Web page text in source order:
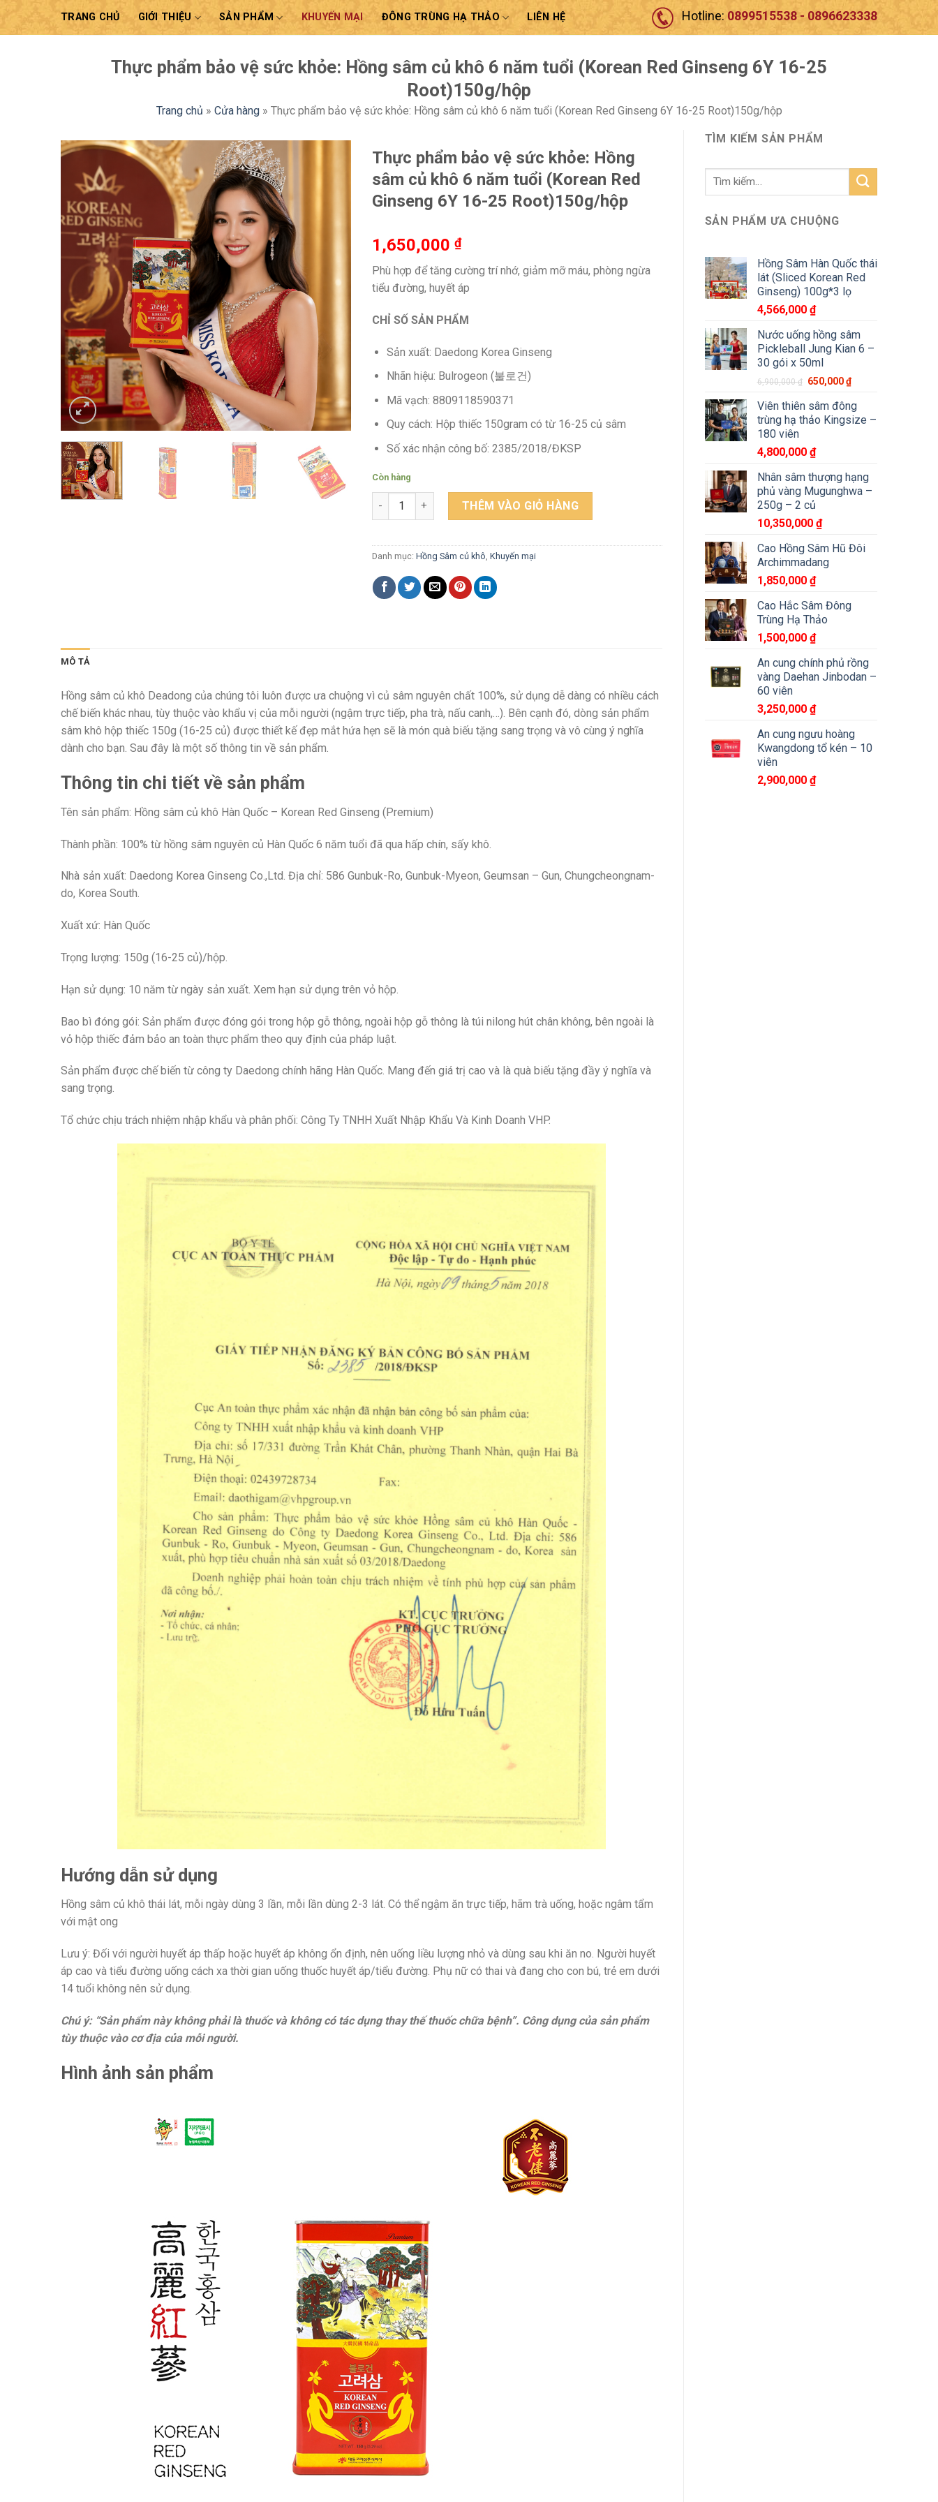
Skip
TRANG CHỦ GIỚI THIỆU SẢN PHẨM KHUYẾN MẠI ĐÔNG TRÙNG HẠ THẢO LIÊN HỆ Hotline: 0899515538 - 0896623338
Thực phẩm bảo vệ sức khỏe: Hồng sâm củ khô 6 năm tuổi (Korean Red Ginseng 6Y 16-25
Root)150g/hộp
Trang chủ » Cửa hàng» Thực phẩm bảo vệ sức khỏe: Hồng sâm củ khô 6 năm tuổi (Korean Red Ginseng 6Y 16-25 Root)150g/hộp
TÌM KIẾM SẢN PHẨM
Tìm
SẢN PHẨM ƯA CHUỘNG
Hồng Sâm Hàn Quốc thái
lát (Sliced Korean Red
Ginseng) 100g*3 lọ
4,566,000 ₫
Nước uống hồng sâm
Pickleball Jung Kian 6 –
30 gói x 50ml
6,900,000₫ 650,000₫
Viên thiên sâm đông
trùng hạ thảo Kingsize –
180 viên
4,800,000 ₫
Nhân sâm thượng hạng
phủ vàng Mugunghwa –
250g – 2 củ
10,350,000 ₫
Cao Hồng Sâm Hũ Đôi
Archimmadang
1,850,000 ₫
Cao Hắc Sâm Đông
Trùng Hạ Thảo
1,500,000 ₫
An cung chính phủ rồng
vàng Daehan Jinbodan –
60 viên
3,250,000 ₫
An cung ngưu hoàng
Kwangdong tổ kén – 10
viên
2,900,000 ₫
Thực phẩm bảo vệ sức khỏe: Hồng
sâm củ khô 6 năm tuổi (Korean Red
Ginseng 6Y 16-25 Root)150g/hộp
1,650,000 ₫
Phù hợp để tăng cường trí nhớ, giảm mỡ máu, phòng ngừa
tiểu đường, huyết áp
CHỈ SỐ SẢN PHẨM
Sản xuất: Daedong Korea Ginseng
Nhãn hiệu: Bulrogeon (불로건)
Mã vạch: 8809118590371
Quy cách: Hộp thiếc 150gram có từ 16-25 củ sâm
Số xác nhận công bố: 2385/2018/ĐKSP
Còn hàng
Thực phẩm bảo vệ sức khỏe: Hồng sâm củ khô 6 năm tuổi (Korean Red Ginseng 6Y 16-25 Root)150g/hộp số lượng
THÊM VÀO GIỎ HÀNG
Danh mục: Hồng Sâm củ khô, Khuyến mại
MÔ TẢ
Hồng sâm củ khô Deadong của chúng tôi luôn được ưa chuộng vì củ sâm nguyên chất 100%, sử dụng dễ dàng có nhiều cách
chế biến khác nhau, tùy thuộc vào khẩu vị của mỗi người (ngậm trực tiếp, pha trà, nấu canh,…). Bên cạnh đó, dòng sản phẩm
sâm khô hộp thiếc 150g (16-25 củ) được thiết kế đẹp mắt hứa hẹn sẽ là món quà biếu tặng sang trọng và vô cùng ý nghĩa
dành cho bạn. Sau đây là một số thông tin về sản phẩm.
Thông tin chi tiết về sản phẩm
Tên sản phẩm: Hồng sâm củ khô Hàn Quốc – Korean Red Ginseng (Premium)
Thành phần: 100% từ hồng sâm nguyên củ Hàn Quốc 6 năm tuổi đã qua hấp chín, sấy khô.
Nhà sản xuất: Daedong Korea Ginseng Co.,Ltd. Địa chỉ: 586 Gunbuk-Ro, Gunbuk-Myeon, Geumsan – Gun, Chungcheongnam-
do, Korea South.
Xuất xứ: Hàn Quốc
Trọng lượng: 150g (16-25 củ)/hộp.
Hạn sử dụng: 10 năm từ ngày sản xuất. Xem hạn sử dụng trên vỏ hộp.
Bao bì đóng gói: Sản phẩm được đóng gói trong hộp gỗ thông, ngoài hộp gỗ thông là túi nilong hút chân không, bên ngoài là
vỏ hộp thiếc đảm bảo an toàn thực phẩm theo quy định của pháp luật.
Sản phẩm được chế biến từ công ty Daedong chính hãng Hàn Quốc. Mang đến giá trị cao và là quà biếu tặng đầy ý nghĩa và
sang trọng.
Tổ chức chịu trách nhiệm nhập khẩu và phân phối: Công Ty TNHH Xuất Nhập Khẩu Và Kinh Doanh VHP.
Hướng dẫn sử dụng
Hồng sâm củ khô thái lát, mỗi ngày dùng 3 lần, mỗi lần dùng 2-3 lát. Có thể ngậm ăn trực tiếp, hãm trà uống, hoặc ngâm tẩm
với mật ong
Lưu ý: Đối với người huyết áp thấp hoặc huyết áp không ổn định, nên uống liều lượng nhỏ và dùng sau khi ăn no. Người huyết
áp cao và tiểu đường uống cách xa thời gian uống thuốc huyết áp/tiểu đường. Phụ nữ có thai và đang cho con bú, trẻ em dưới
14 tuổi không nên sử dụng.
Chú ý: “Sản phẩm này không phải là thuốc và không có tác dụng thay thế thuốc chữa bệnh”. Công dụng của sản phẩm
tùy thuộc vào cơ địa của mỗi người.
Hình ảnh sản phẩm